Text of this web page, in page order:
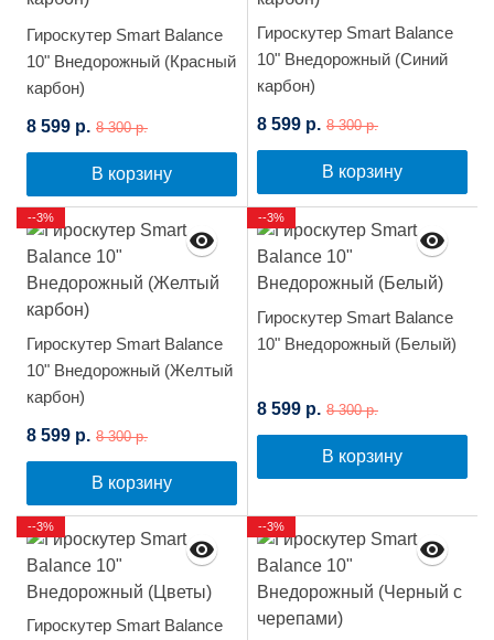
Гироскутер Smart Balance
10" Внедорожный (Красный
карбон)
8 599 р. 8 300 р.
В корзину
Гироскутер Smart Balance
10" Внедорожный (Синий
карбон)
8 599 р. 8 300 р.
В корзину
Гироскутер Smart Balance
10" Внедорожный (Желтый
карбон)
8 599 р. 8 300 р.
В корзину
--3%
Гироскутер Smart Balance
10" Внедорожный (Белый)
8 599 р. 8 300 р.
В корзину
--3%
Гироскутер Smart Balance
--3% --3%